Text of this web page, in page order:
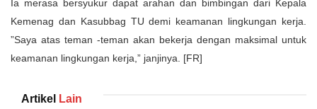
Ia merasa bersyukur dapat arahan dan bimbingan dari Kepala
Kemenag dan Kasubbag TU demi keamanan lingkungan kerja.
”Saya atas teman -teman akan bekerja dengan maksimal untuk
keamanan lingkungan kerja,” janjinya. [FR]
Artikel Lain